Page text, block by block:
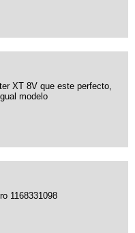
XT 8V que este perfecto,
modelo
1168331098